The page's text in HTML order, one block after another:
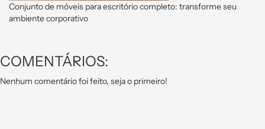
Conjunto de móveis para escritório completo: transforme seu
ambiente corporativo
COMENTÁRIOS:
Nenhum comentário foi feito, seja o primeiro!